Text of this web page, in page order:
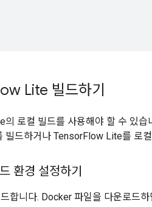
Lite 빌드하기
로컬 빌드를 사용해야 할 수 있습
빌드하거나 TensorFlow Lite를 로
환경 설정하기
합니다. Docker 파일을 다운로드